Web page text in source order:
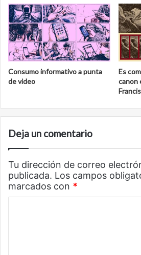
Consumo informativo a punta
de video
Es
canon
Deja un comentario
Tu dirección de correo
publicada. Los campos
marcados con *